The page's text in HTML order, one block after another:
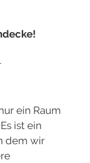
ein Raum
ist ein
dem wir